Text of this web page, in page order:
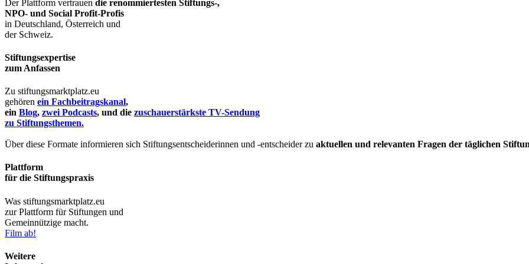
Der Plattform vertrauen die renommiertesten Stiftungs-,
NPO- und Social Profit-Profis
in Deutschland, Österreich und
der Schweiz.
Stiftungsexpertise
zum Anfassen
Zu stiftungsmarktplatz.eu
gehören ein Fachbeitragskanal,
ein Blog, zwei Podcasts, und die zuschauerstärkste TV-Sendung
zu Stiftungsthemen.
Über diese Formate informieren sich Stiftungsentscheiderinnen und -entscheider zu aktuellen und relevanten Fragen der täglichen
Plattform
für die Stiftungspraxis
Was stiftungsmarktplatz.eu
zur Plattform für Stiftungen und
Gemeinnützige macht.
Film ab!
Weitere